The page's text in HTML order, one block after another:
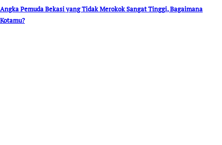
Angka Pemuda Bekasi yang Tidak Merokok Sangat Tinggi, Bagaimana
Kotamu?